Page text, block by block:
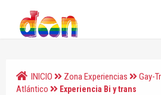
INICIO Zona Experiencias
Gay-
Atlántico
Experiencia Bi y trans